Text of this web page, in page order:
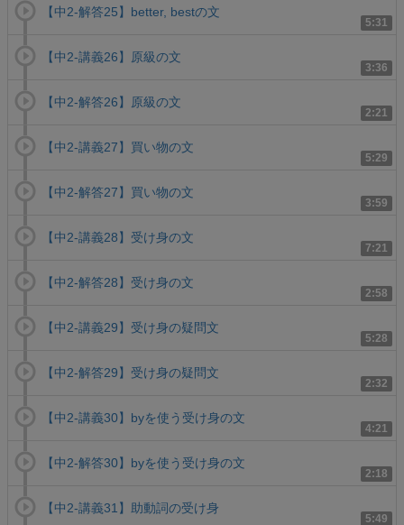
5:31
【中2-解答25】better, bestの文
3:36
【中2-講義26】原級の文
2:21
【中2-解答26】原級の文
5:29
【中2-講義27】買い物の文
3:59
【中2-解答27】買い物の文
7:21
【中2-講義28】受け身の文
2:58
【中2-解答28】受け身の文
5:28
【中2-講義29】受け身の疑問文
2:32
【中2-解答29】受け身の疑問文
4:21
【中2-講義30】byを使う受け身の文
2:18
【中2-解答30】byを使う受け身の文
5:49
【中2-講義31】助動詞の受け身